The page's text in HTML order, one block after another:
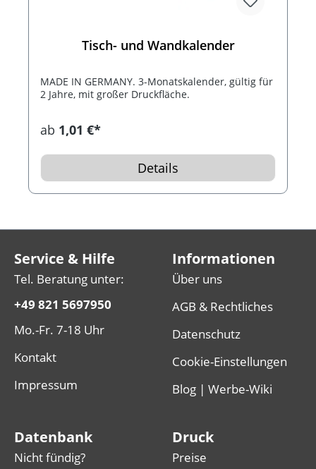
Tisch- und Wandkalender
MADE IN GERMANY. 3-Monatskalender, gültig für
2 Jahre, mit großer Druckfläche.
ab 1,01 €*
Details
Service & Hilfe
Tel. Beratung unter:
+49 821 5697950
Mo.-Fr. 7-18 Uhr
Kontakt
Impressum
Informationen
Über uns
AGB & Rechtliches
Datenschutz
Cookie-Einstellungen
Blog | Werbe-Wiki
Datenbank
Nicht fündig?
Druck
Preise